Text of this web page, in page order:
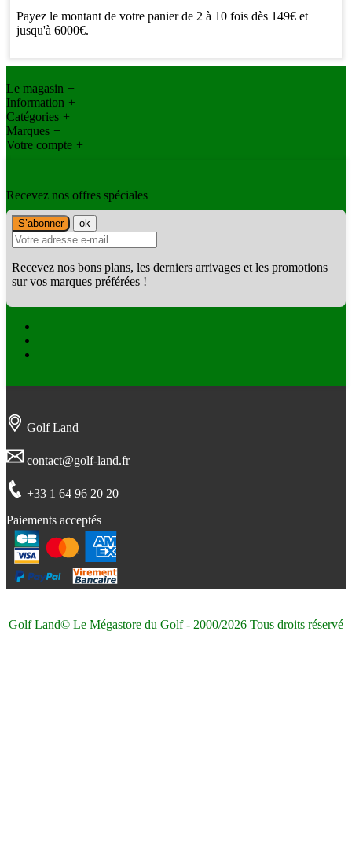
Payez le montant de votre panier de 2 à 10 fois dès 149€ et
jusqu'à 6000€.
Le magasin +
Information +
Catégories +
Marques +
Votre compte +
Recevez nos offres spéciales
Recevez nos bons plans, les derniers arrivages et les promotions
sur vos marques préférées !
Golf Land
contact@golf-land.fr
+33 1 64 96 20 20
Paiements acceptés
Golf Land© Le Mégastore du Golf - 2000/2026 Tous droits réservé